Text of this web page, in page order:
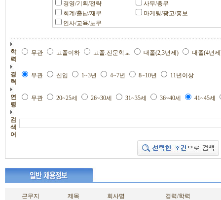
경영/기획/전략
사무/총무
회계/출납/재무
마케팅/광고/홍보
인사/교육/노무
학
력
무관 고졸이하 고졸.전문학교 대졸(2,3년제) 대졸(4년
경
력
무관 신입 1~3년 4~7년 8~10년 11년이상
연
령
무관 20~25세 26~30세 31~35세 36~40세 41~45세
검
색
어
근무지 제목 회사명 경력/학력